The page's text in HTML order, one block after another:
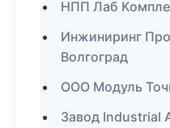
НПП Лаб
Инжиниринг
Волгоград
ООО Модуль
Завод Industrial